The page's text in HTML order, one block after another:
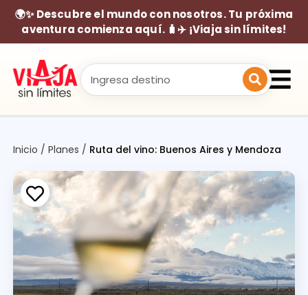
🌍✨ Descubre el mundo con nosotros. Tu próxima
aventura comienza aquí. 🧳✈️ ¡Viaja sin límites!
Inicio /Planes / Ruta del vino: Buenos Aires y Mendoza